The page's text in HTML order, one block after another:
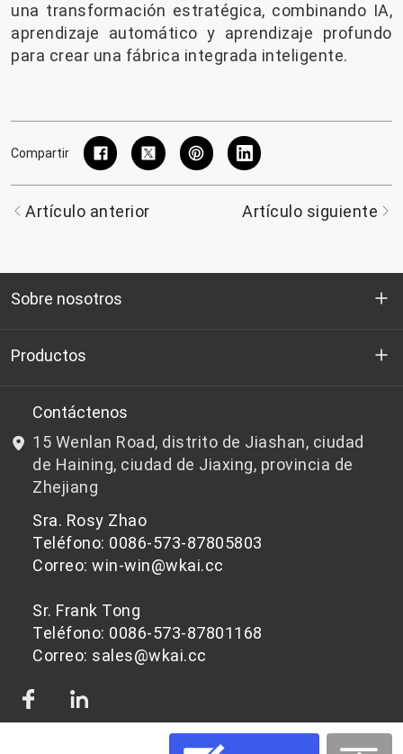
una transformación estratégica, combinando IA,
aprendizaje automático y aprendizaje profundo
para crear una fábrica integrada inteligente.
Compartir
Artículo anterior Artículo siguiente
Sobre nosotros
Quienes somos
I+D
Noticias y Eventos
política de privacidad
Productos
Chips de PET aptos para botellas
Chips de PET que no son aptos para botellas
Contáctenos
15 Wenlan Road, distrito de Jiashan, ciudad
de Haining, ciudad de Jiaxing, provincia de
Zhejiang
Sra. Rosy Zhao
Teléfono: 0086-573-87805803
Correo: win-win@wkai.cc
Sr. Frank Tong
Teléfono: 0086-573-87801168
Correo: sales@wkai.cc